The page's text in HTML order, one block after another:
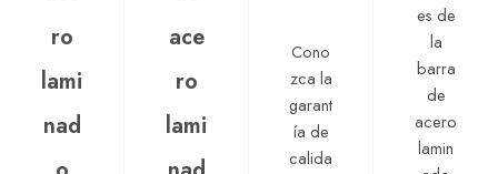
ro
lami
nad
ace
ro
lami
Cono
zca la
garant
ía de
calida
es de
la
barra
de
acero
lamin